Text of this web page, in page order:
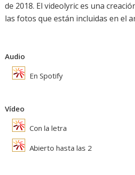
de 2018. El videolyric es una
las fotos que están incluidas en el
Audio
En Spotify
Vídeo
Con la letra
Abierto hasta las 2